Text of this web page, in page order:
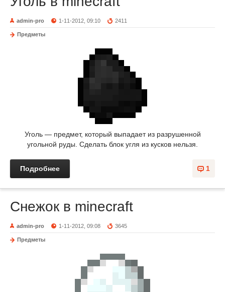
admin-pro 1-11-2012, 09:10 2411
Предметы
Уголь — предмет, который выпадает из разрушенной
угольной руды. Сделать блок угля из кусков нельзя.
1
Подробнее
Снежок в minecraft
admin-pro 1-11-2012, 09:08 3645
Предметы